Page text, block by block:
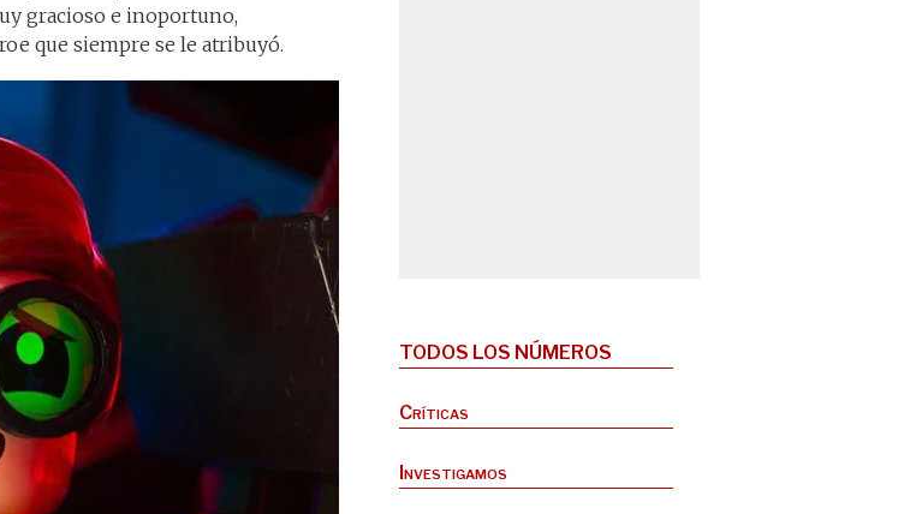
gracioso e inoportuno,
que siempre se le atribuyó.
TODOS LOS NÚMEROS
Críticas
Investigamos